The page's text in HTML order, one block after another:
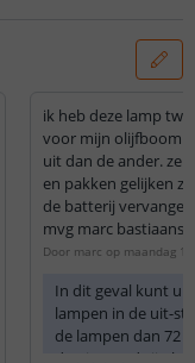
ik heb deze lamp
voor mijn olijfboom.
uit dan de ander. ze
en pakken gelijken
de batterij
mvg marc bastiaans
Door marc op maandag
In dit geval kunt u
lampen in de uit-
de lampen dan 72
de uit-stand zijn